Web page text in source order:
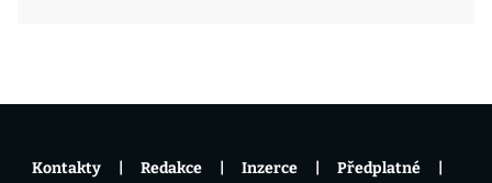
Kontakty Redakce Inzerce Předplatné